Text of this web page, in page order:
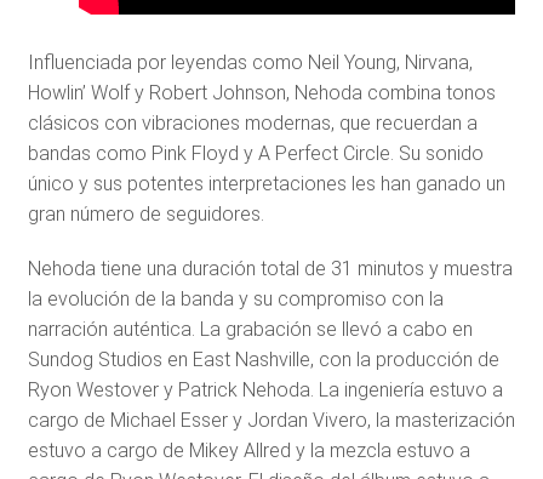
Influenciada por leyendas como Neil Young, Nirvana,
Howlin’ Wolf y Robert Johnson, Nehoda combina tonos
clásicos con vibraciones modernas, que recuerdan a
bandas como Pink Floyd y A Perfect Circle. Su sonido
único y sus potentes interpretaciones les han ganado un
gran número de seguidores.
Nehoda tiene una duración total de 31 minutos y muestra
la evolución de la banda y su compromiso con la
narración auténtica. La grabación se llevó a cabo en
Sundog Studios en East Nashville, con la producción de
Ryon Westover y Patrick Nehoda. La ingeniería estuvo a
cargo de Michael Esser y Jordan Vivero, la masterización
estuvo a cargo de Mikey Allred y la mezcla estuvo a